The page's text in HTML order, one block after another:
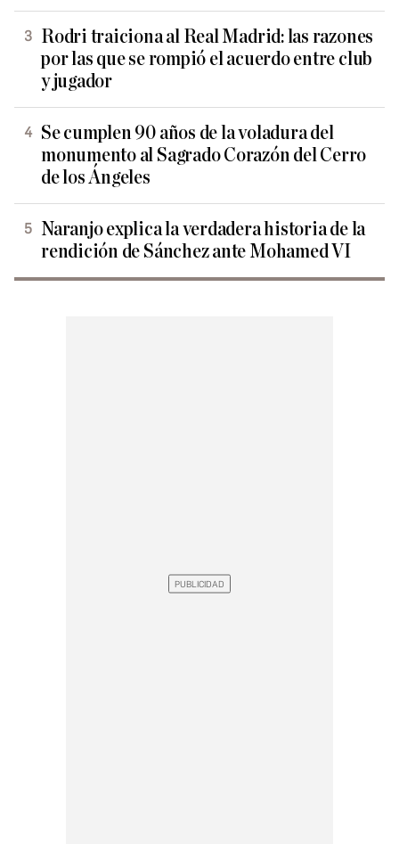
Rodri traiciona al Real Madrid: las razones
por las que se rompió el acuerdo entre club
y jugador
Se cumplen 90 años de la voladura del
monumento al Sagrado Corazón del Cerro
de los Ángeles
Naranjo explica la verdadera historia de la
rendición de Sánchez ante Mohamed VI